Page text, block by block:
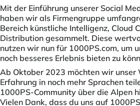
Mit der Einführung unserer Social
haben wir als Firmengruppe
Bereich künstliche Intelligenz, Cloud
Distribution gesammelt. Diese
nutzen wir nun für 1000PS.com, um
noch besseres Erlebnis bieten zu
Ab Oktober 2023 möchten wir unser
Erfahrung in noch mehr Sprachen
1000PS-Community über die Alpen
Vielen Dank, dass du uns auf